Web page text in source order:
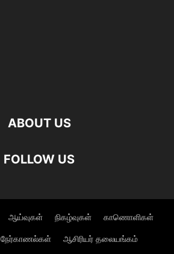
ABOUT US
FOLLOW US
ஆய்வுகள் நிகழ்வுகள் காணொளிகள்
நேர்காணல்கள் ஆசிரியர் தலையங்கம்